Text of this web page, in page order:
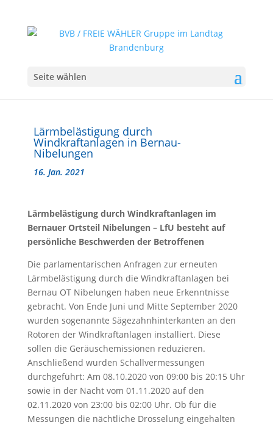
Seite wählen
Lärmbelästigung durch
Windkraftanlagen in Bernau-
Nibelungen
16. Jan. 2021
Lärmbelästigung durch Windkraftanlagen im
Bernauer Ortsteil Nibelungen – LfU besteht auf
persönliche Beschwerden der Betroffenen
Die parlamentarischen Anfragen zur erneuten
Lärmbelästigung durch die Windkraftanlagen bei
Bernau OT Nibelungen haben neue Erkenntnisse
gebracht. Von Ende Juni und Mitte September 2020
wurden sogenannte Sägezahnhinterkanten an den
Rotoren der Windkraftanlagen installiert. Diese
sollen die Geräuschemissionen reduzieren.
Anschließend wurden Schallvermessungen
durchgeführt: Am 08.10.2020 von 09:00 bis 20:15 Uhr
sowie in der Nacht vom 01.11.2020 auf den
02.11.2020 von 23:00 bis 02:00 Uhr. Ob für die
Messungen die nächtliche Drosselung eingehalten